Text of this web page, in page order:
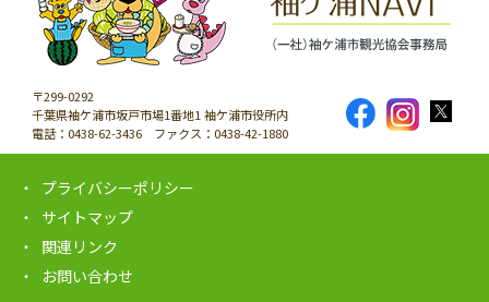
〒299-0292
千葉県袖ケ浦市坂戸市場1番地1 袖ケ浦市役所内
電話：0438-62-3436 ファクス：0438-42-1880
プライバシーポリシー
サイトマップ
関連リンク
お問い合わせ